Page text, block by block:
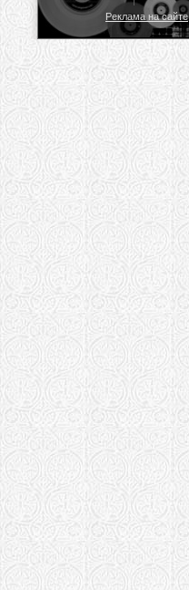
Реклама на сайте